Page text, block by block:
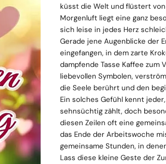
küsst die Welt und flüstert
Morgenluft liegt eine ganz
sich leise in jedes Herz
Gerade jene Augenblicke der
eingefangen, in dem zarte
dampfende Tasse Kaffee zum
liebevollen Symbolen,
die Seele berührt und den
Ein solches Gefühl kennt
sehnsüchtig zählt, doch
diesen Zeilen oft eine
das Ende der Arbeitswoche
gemeinsame Stunden, in
Lass diese kleine Geste der